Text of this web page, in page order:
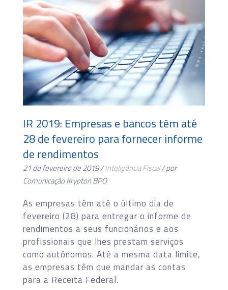
IR 2019: Empresas e bancos têm até
28 de fevereiro para fornecer informe
de rendimentos
21 de fevereiro de 2019 /Inteligência Fiscal/ por
Comunicação Krypton BPO
As empresas têm até o último dia de
fevereiro (28) para entregar o informe de
rendimentos a seus funcionários e aos
profissionais que lhes prestam serviços
como autônomos. Até a mesma data limite,
as empresas têm que mandar as contas
para a Receita Federal.